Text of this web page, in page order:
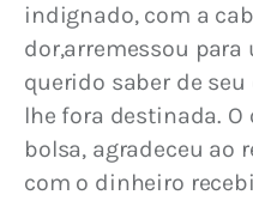
indignado, com a
dor,arremessou
querido saber de
lhe fora destinada. O
bolsa, agradeceu ao
com o dinheiro